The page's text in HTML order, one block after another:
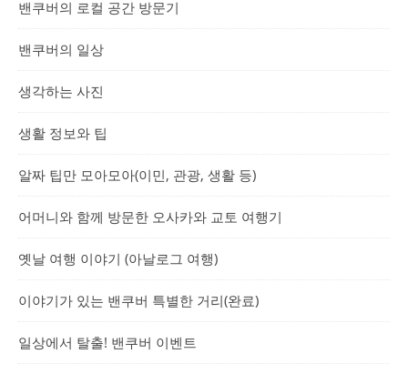
밴쿠버의 로컬 공간 방문기
밴쿠버의 일상
생각하는 사진
생활 정보와 팁
알짜 팁만 모아모아(이민, 관광, 생활 등)
어머니와 함께 방문한 오사카와 교토 여행기
옛날 여행 이야기 (아날로그 여행)
이야기가 있는 밴쿠버 특별한 거리(완료)
일상에서 탈출! 밴쿠버 이벤트